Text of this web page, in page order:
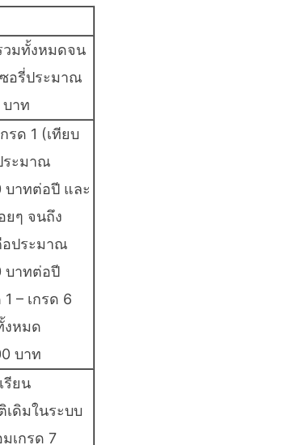
วมทั้งหมดจน
ซอรี่ประมาณ
บาท
รด 1 (เทียบ
ระมาณ
บาทต่อปี และ
ยๆ จนถึง
อประมาณ
บาทต่อปี
1 – เกรด 6
งหมด
บาท
รียน
เดิมในระบบ
เกรด 7